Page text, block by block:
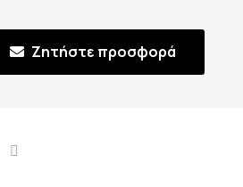
Ζητήστε προσφορά